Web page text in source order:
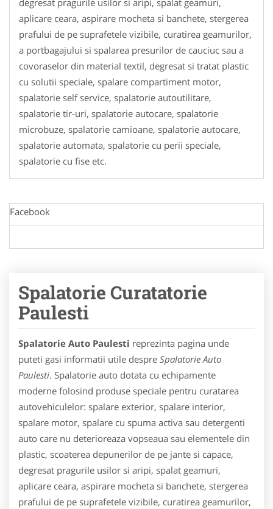
aplicare ceara, aspirare mocheta si banchete, stergerea
prafului de pe suprafetele vizibile, curatirea geamurilor,
a portbagajului si spalarea presurilor de cauciuc sau a
covoraselor din material textil, degresat si tratat plastic
cu solutii speciale, spalare compartiment motor,
spalatorie self service, spalatorie autoutilitare,
spalatorie tir-uri, spalatorie autocare, spalatorie
microbuze, spalatorie camioane, spalatorie autocare,
spalatorie automata, spalatorie cu perii speciale,
spalatorie cu fise etc.
Facebook
Spalatorie Curatatorie
Paulesti
Spalatorie Auto Paulesti reprezinta pagina unde
puteti gasi informatii utile despre Spalatorie Auto
Paulesti. Spalatorie auto dotata cu echipamente
moderne folosind produse speciale pentru curatarea
autovehiculelor: spalare exterior, spalare interior,
spalare motor, spalare cu spuma activa sau detergenti
auto care nu deterioreaza vopseaua sau elementele din
plastic, scoaterea depunerilor de pe jante si capace,
degresat pragurile usilor si aripi, spalat geamuri,
aplicare ceara, aspirare mocheta si banchete, stergerea
prafului de pe suprafetele vizibile, curatirea geamurilor,